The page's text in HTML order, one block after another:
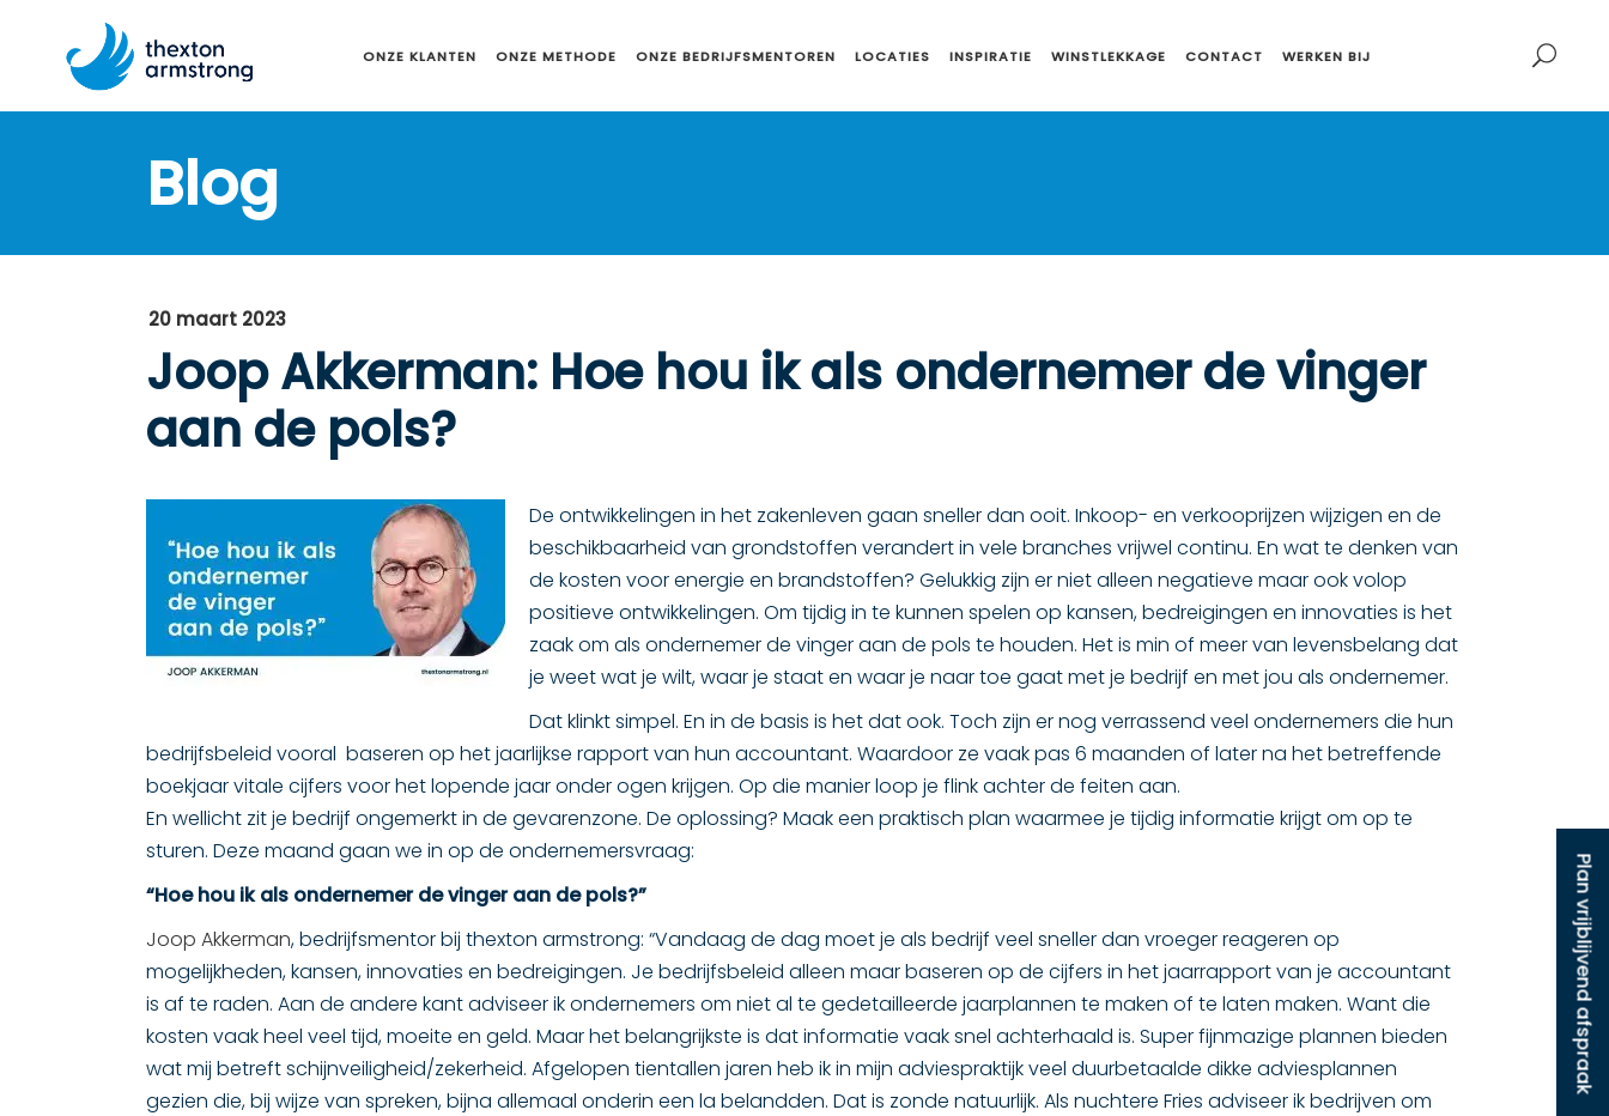
Plan vrijblijvend afspraak
ONZE KLANTEN ONZE METHODE ONZE BEDRIJFSMENTOREN LOCATIES INSPIRATIE WINSTLEKKAGE CONTACT WERKEN BIJ
Blog
20 maart 2023
Joop Akkerman: Hoe hou ik als ondernemer de vinger
aan de pols?
De ontwikkelingen in het zakenleven gaan sneller dan ooit. Inkoop- en verkooprijzen wijzigen en de
beschikbaarheid van grondstoffen verandert in vele branches vrijwel continu. En wat te denken van
de kosten voor energie en brandstoffen? Gelukkig zijn er niet alleen negatieve maar ook volop
positieve ontwikkelingen. Om tijdig in te kunnen spelen op kansen, bedreigingen en innovaties is het
zaak om als ondernemer de vinger aan de pols te houden. Het is min of meer van levensbelang dat
je weet wat je wilt, waar je staat en waar je naar toe gaat met je bedrijf en met jou als ondernemer.
Dat klinkt simpel. En in de basis is het dat ook. Toch zijn er nog verrassend veel ondernemers die hun
bedrijfsbeleid vooral baseren op het jaarlijkse rapport van hun accountant. Waardoor ze vaak pas 6 maanden of later na het betreffende
boekjaar vitale cijfers voor het lopende jaar onder ogen krijgen. Op die manier loop je flink achter de feiten aan.
En wellicht zit je bedrijf ongemerkt in de gevarenzone. De oplossing? Maak een praktisch plan waarmee je tijdig informatie krijgt om op te
sturen. Deze maand gaan we in op de ondernemersvraag:
“Hoe hou ik als ondernemer de vinger aan de pols?”
Joop Akkerman, bedrijfsmentor bij thexton armstrong: “Vandaag de dag moet je als bedrijf veel sneller dan vroeger reageren op
mogelijkheden, kansen, innovaties en bedreigingen. Je bedrijfsbeleid alleen maar baseren op de cijfers in het jaarrapport van je accountant
is af te raden. Aan de andere kant adviseer ik ondernemers om niet al te gedetailleerde jaarplannen te maken of te laten maken. Want die
kosten vaak heel veel tijd, moeite en geld. Maar het belangrijkste is dat informatie vaak snel achterhaald is. Super fijnmazige plannen bieden
wat mij betreft schijnveiligheid/zekerheid. Afgelopen tientallen jaren heb ik in mijn adviespraktijk veel duurbetaalde dikke adviesplannen
gezien die, bij wijze van spreken, bijna allemaal onderin een la belandden. Dat is zonde natuurlijk. Als nuchtere Fries adviseer ik bedrijven om